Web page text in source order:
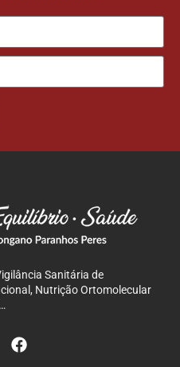
Sanitária de
Nutrição Ortomolecular